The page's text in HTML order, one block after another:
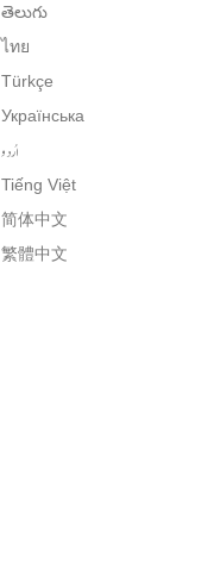
తెలుగు
ไทย
Türkçe
Українська
اُردو
Tiếng Việt
简体中文
繁體中文